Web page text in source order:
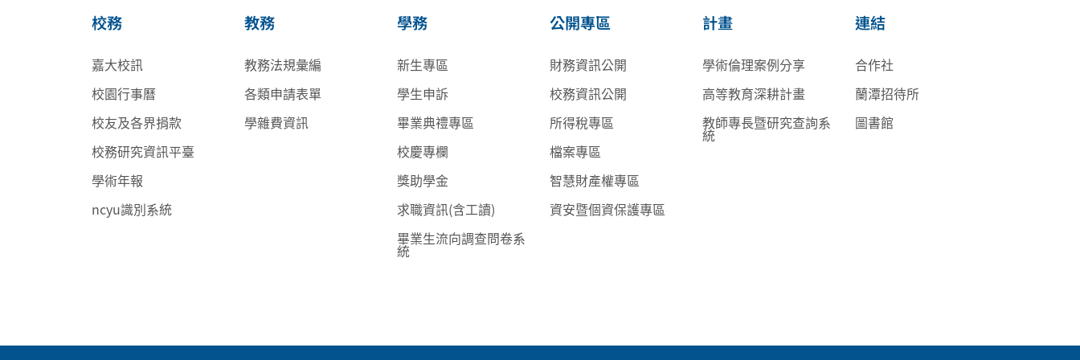
校務
嘉大校訊
校園行事曆
校友及各界捐款
校務研究資訊平臺
學術年報
ncyu識別系統
教務
教務法規彙編
各類申請表單
學雜費資訊
學務
新生專區
學生申訴
畢業典禮專區
校慶專欄
獎助學金
求職資訊(含工讀)
畢業生流向調查問卷系
統
公開專區
財務資訊公開
校務資訊公開
所得稅專區
檔案專區
智慧財產權專區
資安暨個資保護專區
計畫
學術倫理案例分享
高等教育深耕計畫
教師專長暨研究查詢系
統
連結
合作社
蘭潭招待所
圖書館